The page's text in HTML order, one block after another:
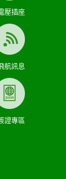
壓插座
航訊息
證專區